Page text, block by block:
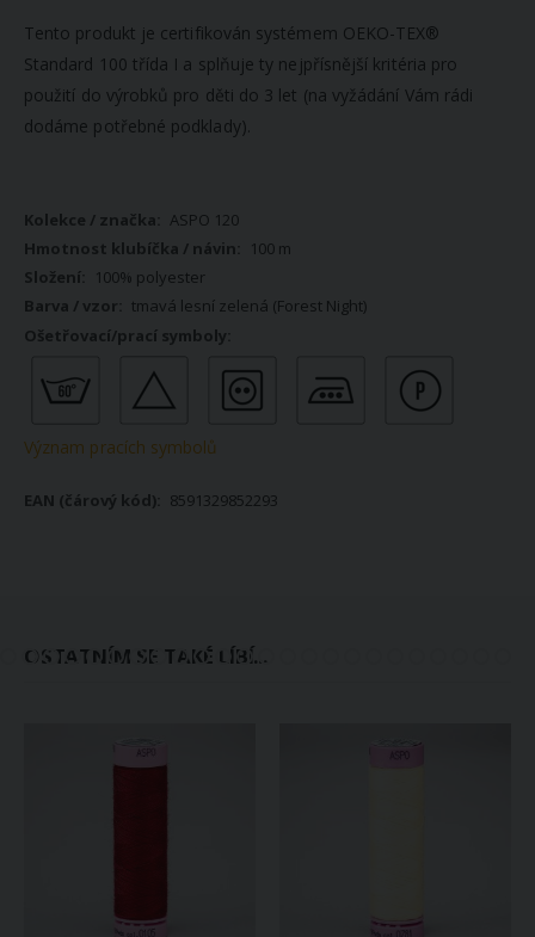
Tento produkt je certifikován systémem OEKO-TEX®
Standard 100 třída I a splňuje ty nejpřísnější kritéria pro
použití do výrobků pro děti do 3 let (na vyžádání Vám rádi
dodáme potřebné podklady).
Více
informací
ASPO 120
100 m
100% polyester
tmavá lesní zelená (Forest Night)
Význam pracích symbolů
8591329852293
OSTATNÍM SE TAKÉ LÍBÍ...